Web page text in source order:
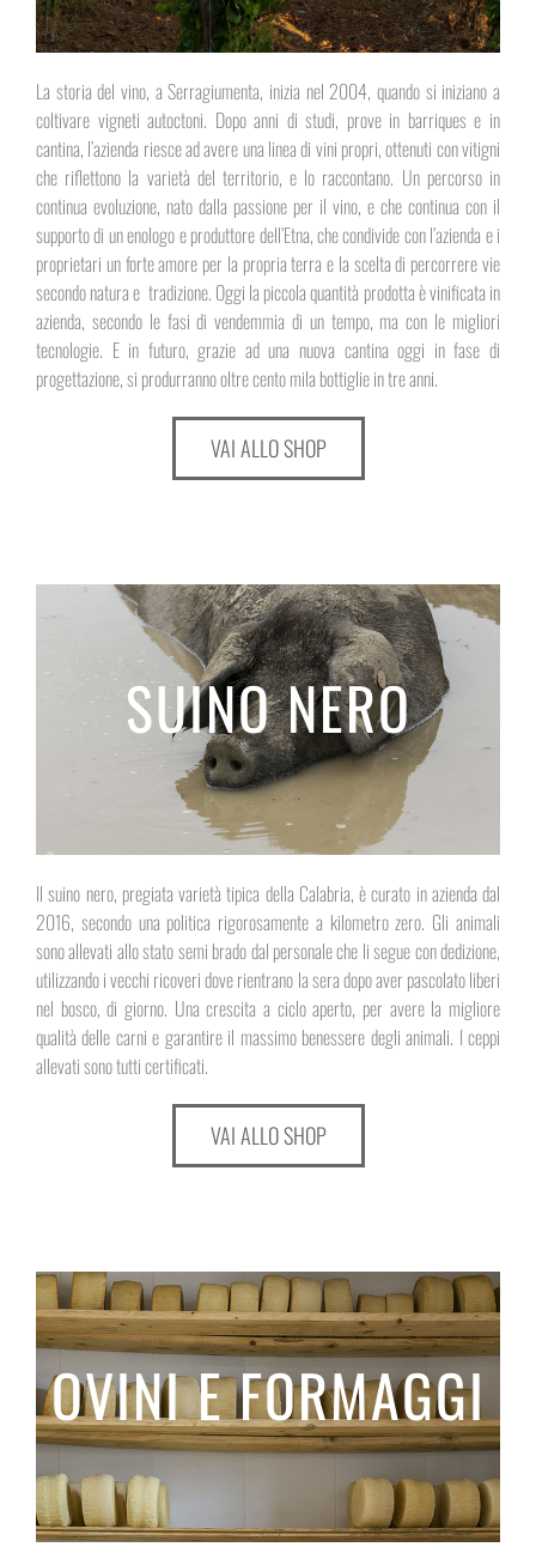
La storia del vino, a Serragiumenta, inizia nel 2004, quando si iniziano a
coltivare vigneti autoctoni. Dopo anni di studi, prove in barriques e in
cantina, l’azienda riesce ad avere una linea di vini propri, ottenuti con vitigni
che riflettono la varietà del territorio, e lo raccontano. Un percorso in
continua evoluzione, nato dalla passione per il vino, e che continua con il
supporto di un enologo e produttore dell’Etna, che condivide con l’azienda e i
proprietari un forte amore per la propria terra e la scelta di percorrere vie
secondo natura e tradizione. Oggi la piccola quantità prodotta è vinificata in
azienda, secondo le fasi di vendemmia di un tempo, ma con le migliori
tecnologie. E in futuro, grazie ad una nuova cantina oggi in fase di
progettazione, si produrranno oltre cento mila bottiglie in tre anni.
VAI ALLO SHOP
SUINO NERO
Il suino nero, pregiata varietà tipica della Calabria, è curato in azienda dal
2016, secondo una politica rigorosamente a kilometro zero. Gli animali
sono allevati allo stato semi brado dal personale che li segue con dedizione,
utilizzando i vecchi ricoveri dove rientrano la sera dopo aver pascolato liberi
nel bosco, di giorno. Una crescita a ciclo aperto, per avere la migliore
qualità delle carni e garantire il massimo benessere degli animali. I ceppi
allevati sono tutti certificati.
VAI ALLO SHOP
OVINI E FORMAGGI